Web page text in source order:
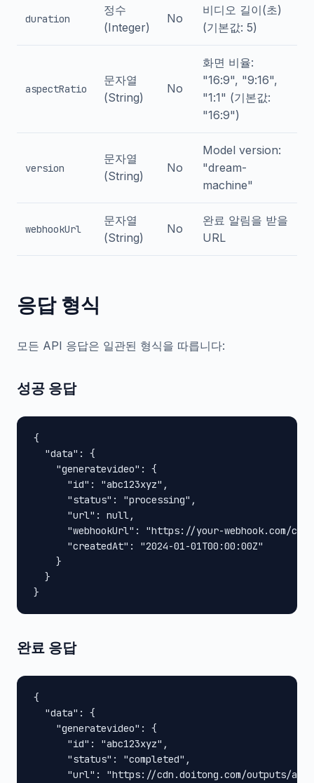
duration
정수
(Integer)
No
비디오 길이(초)
(기본값: 5)
aspectRatio
문자열
(String)
No
화면 비율:
"16:9", "9:16",
"1:1" (기본값:
"16:9")
version
문자열
(String)
No
Model version:
"dream-
machine"
webhookUrl
문자열
(String)
No
완료 알림을 받을
URL
응답 형식
모든 API 응답은 일관된 형식을 따릅니다:
성공 응답
{
  "data": {
    "generatevideo": {
      "id": "abc123xyz",
      "status": "processing",
      "url": null,
"webhookUrl": "https://your-webhook.com/
      "createdAt": "2024-01-01T00:00:00Z"
    }
  }
}
완료 응답
{
  "data": {
    "generatevideo": {
      "id": "abc123xyz",
      "status": "completed",
"url": "https://cdn.doitong.com/outputs/